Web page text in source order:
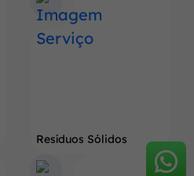
Resíduos Sólidos